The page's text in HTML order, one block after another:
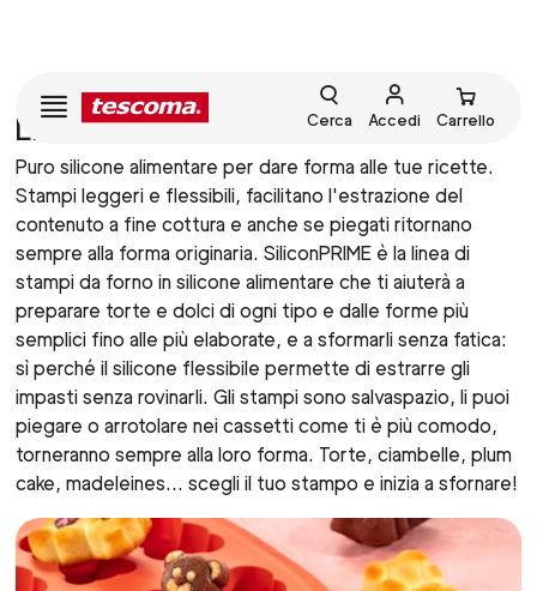
Cerca Accedi Carrello
LINEA DELICIA SILICONPRIME
Puro silicone alimentare per dare forma alle tue ricette.
Stampi leggeri e flessibili, facilitano l'estrazione del
contenuto a fine cottura e anche se piegati ritornano
sempre alla forma originaria. SiliconPRIME è la linea di
stampi da forno in silicone alimentare che ti aiuterà a
preparare torte e dolci di ogni tipo e dalle forme più
semplici fino alle più elaborate, e a sformarli senza fatica:
sì perché il silicone flessibile permette di estrarre gli
impasti senza rovinarli. Gli stampi sono salvaspazio, li puoi
piegare o arrotolare nei cassetti come ti è più comodo,
torneranno sempre alla loro forma. Torte, ciambelle, plum
cake, madeleines… scegli il tuo stampo e inizia a sfornare!